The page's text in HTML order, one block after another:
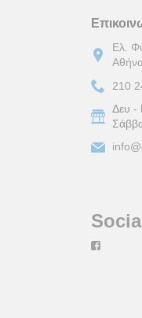
Ελ.
210
Δευ